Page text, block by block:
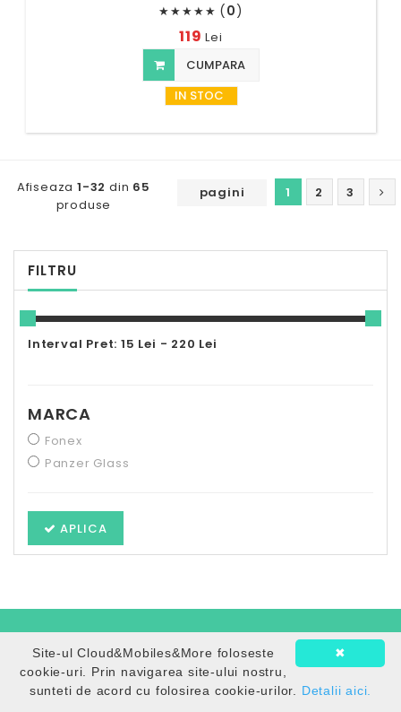
★★★★★ (0)
119Lei
CUMPARA
IN STOC
Afiseaza1-32 din 65
produse
pagini 1 2 3
FILTRU
Interval Pret: 15 Lei - 220 Lei
MARCA
Fonex
Panzer Glass
APLICA
PRODUSE +
INFORMATII +
✖
Site-ul Cloud&Mobiles&More foloseste
cookie-uri. Prin navigarea site-ului nostru,
sunteti de acord cu folosirea cookie-urilor. Detalii aici.